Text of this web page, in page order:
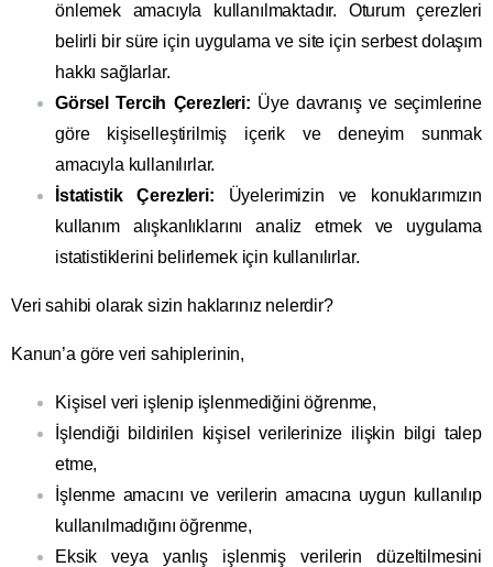
önlemek amacıyla kullanılmaktadır. Oturum çerezleri
belirli bir süre için uygulama ve site için serbest dolaşım
hakkı sağlarlar.
Görsel Tercih Çerezleri: Üye davranış ve seçimlerine
göre kişiselleştirilmiş içerik ve deneyim sunmak
amacıyla kullanılırlar.
İstatistik Çerezleri: Üyelerimizin ve konuklarımızın
kullanım alışkanlıklarını analiz etmek ve uygulama
istatistiklerini belirlemek için kullanılırlar.
Veri sahibi olarak sizin haklarınız nelerdir?
Kanun’a göre veri sahiplerinin,
Kişisel veri işlenip işlenmediğini öğrenme,
İşlendiği bildirilen kişisel verilerinize ilişkin bilgi talep
etme,
İşlenme amacını ve verilerin amacına uygun kullanılıp
kullanılmadığını öğrenme,
Eksik veya yanlış işlenmiş verilerin düzeltilmesini